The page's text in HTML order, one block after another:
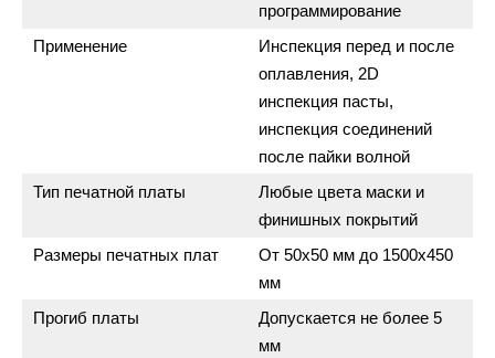
программирование
Применение
Инспекция перед и после
оплавления, 2D
инспекция пасты,
инспекция соединений
после пайки волной
Тип печатной платы
Любые цвета маски и
финишных покрытий
Размеры печатных плат
От 50х50 мм до 1500х450
мм
Прогиб платы
Допускается не более 5
мм